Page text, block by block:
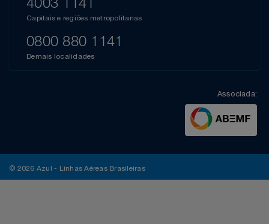
4003 1141
Capitais e regiões metropolitanas
0800 880 1141
Demais localidades
Associada:
© 2026 Azul - Linhas Aéreas Brasileiras